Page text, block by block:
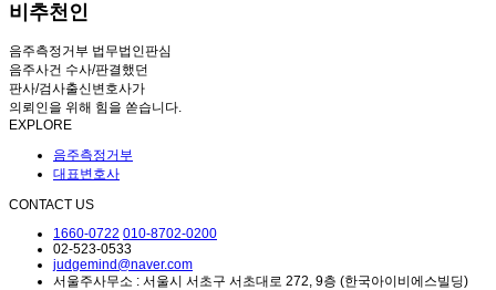
비추천인
음주측정거부 법무법인판심
음주사건 수사/판결했던
판사/검사출신변호사가
의뢰인을 위해 힘을 쏟습니다.
EXPLORE
음주측정거부
대표변호사
CONTACT US
1660-0722 010-8702-0200
02-523-0533
judgemind@naver.com
서울주사무소 : 서울시 서초구 서초대로 272, 9층 (한국아이비에스빌딩)